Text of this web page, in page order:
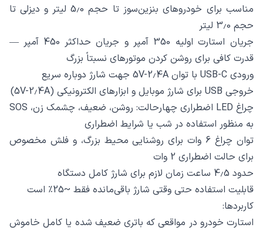
مناسب برای خودروهای بنزین‌سوز تا حجم 5٫0 لیتر و دیزلی تا
حجم 3٫0 لیتر
جریان استارت اولیه 350 آمپر و جریان حداکثر 450 آمپر —
قدرت کافی برای روشن کردن موتورهای نسبتاً بزرگ
ورودی USB-C با توان 5V-2٫4A جهت شارژ دوباره سریع
خروجی USB برای شارژ موبایل و ابزارهای الکترونیکی (5V-2٫4A)
چراغ LED اضطراری چهارحالت: روشن، ضعیف، چشمک زن، SOS
به منظور استفاده در شب یا شرایط اضطراری
توان چراغ 6 وات برای روشنایی محیط بزرگ، و فلش مخصوص
برای حالت اضطراری 2 وات
حدود 4٫5 ساعت زمان لازم برای شارژ کامل دستگاه
قابلیت استفاده حتی وقتی شارژ باقی‌مانده فقط ~25٪ است
کاربردها:
استارت خودرو در مواقعی که باتری ضعیف شده یا کامل خاموش